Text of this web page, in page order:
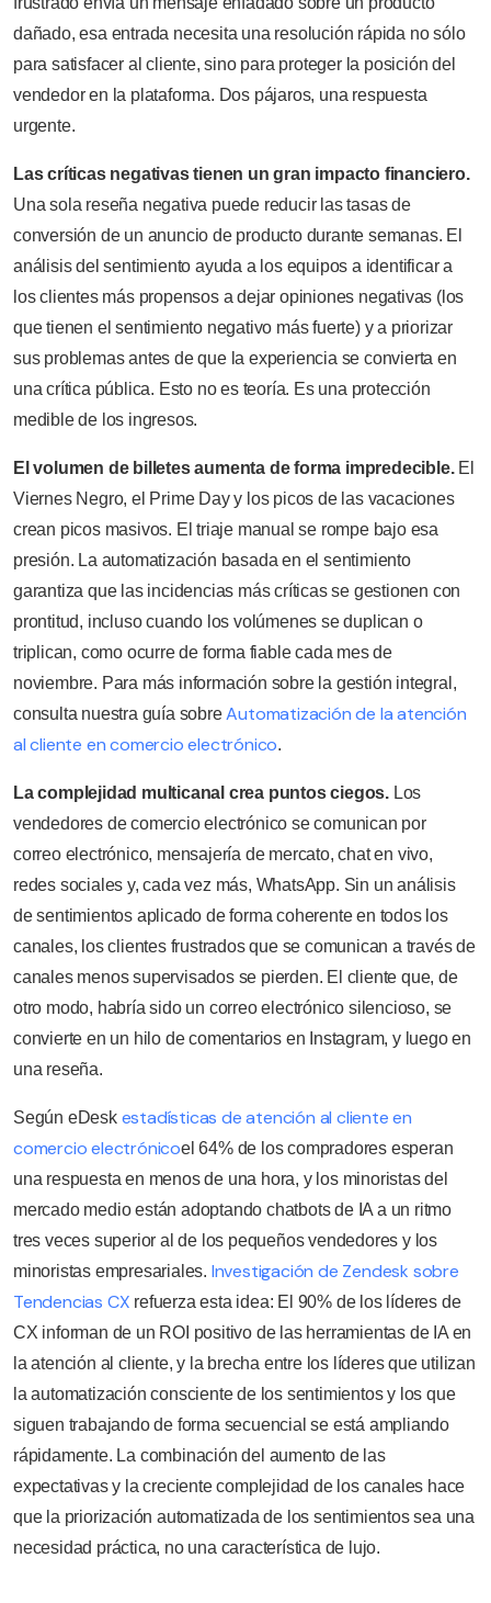
dañado, esa entrada necesita una resolución rápida no sólo
para satisfacer al cliente, sino para proteger la posición del
vendedor en la plataforma. Dos pájaros, una respuesta
urgente.
Las críticas negativas tienen un gran impacto financiero.
Una sola reseña negativa puede reducir las tasas de
conversión de un anuncio de producto durante semanas. El
análisis del sentimiento ayuda a los equipos a identificar a
los clientes más propensos a dejar opiniones negativas (los
que tienen el sentimiento negativo más fuerte) y a priorizar
sus problemas antes de que la experiencia se convierta en
una crítica pública. Esto no es teoría. Es una protección
medible de los ingresos.
El volumen de billetes aumenta de forma impredecible.El
Viernes Negro, el Prime Day y los picos de las vacaciones
crean picos masivos. El triaje manual se rompe bajo esa
presión. La automatización basada en el sentimiento
garantiza que las incidencias más críticas se gestionen con
prontitud, incluso cuando los volúmenes se duplican o
triplican, como ocurre de forma fiable cada mes de
noviembre. Para más información sobre la gestión integral,
consulta nuestra guía sobreAutomatización de la atención
al cliente en comercio electrónico.
La complejidad multicanal crea puntos ciegos. Los
vendedores de comercio electrónico se comunican por
correo electrónico, mensajería de mercato, chat en vivo,
redes sociales y, cada vez más, WhatsApp. Sin un análisis
de sentimientos aplicado de forma coherente en todos los
canales, los clientes frustrados que se comunican a través de
canales menos supervisados se pierden. El cliente que, de
otro modo, habría sido un correo electrónico silencioso, se
convierte en un hilo de comentarios en Instagram, y luego en
una reseña.
Según eDesk estadísticas de atención al cliente en
comercio electrónicoel 64% de los compradores esperan
una respuesta en menos de una hora, y los minoristas del
mercado medio están adoptando chatbots de IA a un ritmo
tres veces superior al de los pequeños vendedores y los
minoristas empresariales. Investigación de Zendesk sobre
Tendencias CX refuerza esta idea: El 90% de los líderes de
CX informan de un ROI positivo de las herramientas de IA en
la atención al cliente, y la brecha entre los líderes que utilizan
la automatización consciente de los sentimientos y los que
siguen trabajando de forma secuencial se está ampliando
rápidamente. La combinación del aumento de las
expectativas y la creciente complejidad de los canales hace
que la priorización automatizada de los sentimientos sea una
necesidad práctica, no una característica de lujo.